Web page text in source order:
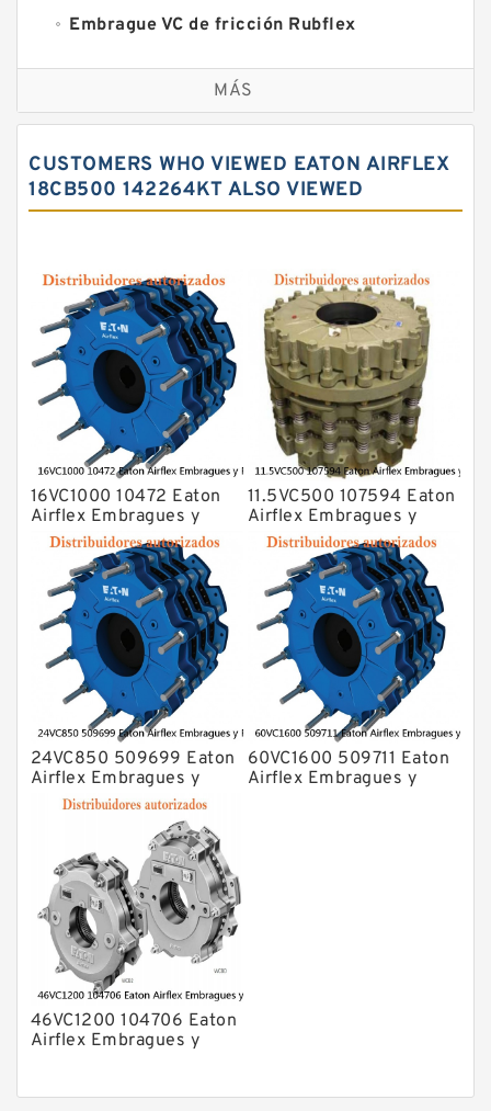
Embrague VC de fricción Rubflex
Embragues y frenos VC
MÁS
CUSTOMERS WHO VIEWED EATON AIRFLEX
18CB500 142264KT ALSO VIEWED
16VC1000 10472 Eaton
Airflex Embragues y
Frenos
11.5VC500 107594 Eaton
Airflex Embragues y
Frenos
24VC850 509699 Eaton
Airflex Embragues y
Frenos
60VC1600 509711 Eaton
Airflex Embragues y
46VC1200 104706 Eaton
Airflex Embragues y